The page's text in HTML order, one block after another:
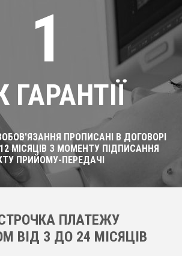
1
ГАРАНТІЇ
ПРОПИСАНІ В ДОГОВОРІ
МІСЯЦІВ З МОМЕНТУ ПІДПИСАННЯ
ПРИЙОМУ-ПЕРЕДАЧІ
ПЛАТЕЖУ
ВІД 3 ДО 24 МІСЯЦІВ